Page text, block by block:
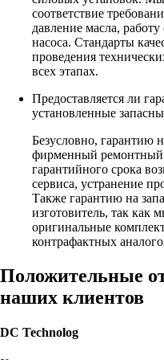
соответствие
давление масла,
насоса. Стандарты
проведения
всех этапах.
Предоставляется ли
установленные
Безусловно, гарантию
фирменный ремонтный
гарантийного срока
сервиса, устранение
Также гарантию на
изготовитель, так как
оригинальные
контрафактных
Положительные
наших клиентов
DC Technolog